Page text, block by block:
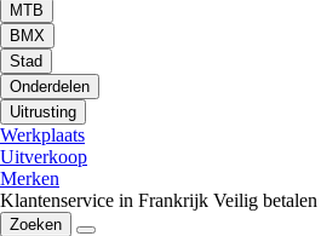
MTB
BMX
Stad
Onderdelen
Uitrusting
Werkplaats
Uitverkoop
Merken
Klantenservice in Frankrijk Veilig betalen
Zoeken